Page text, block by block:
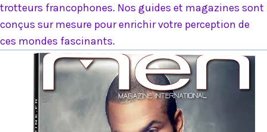
trotteurs francophones. Nos guides et magazines sont
conçus sur mesure pour enrichir votre perception de
ces mondes fascinants.